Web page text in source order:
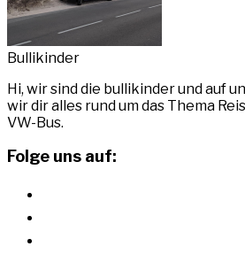
Bullikinder
Hi, wir sind die bullikinder und auf
wir dir alles rund um das Thema
VW-Bus.
Folge uns auf: